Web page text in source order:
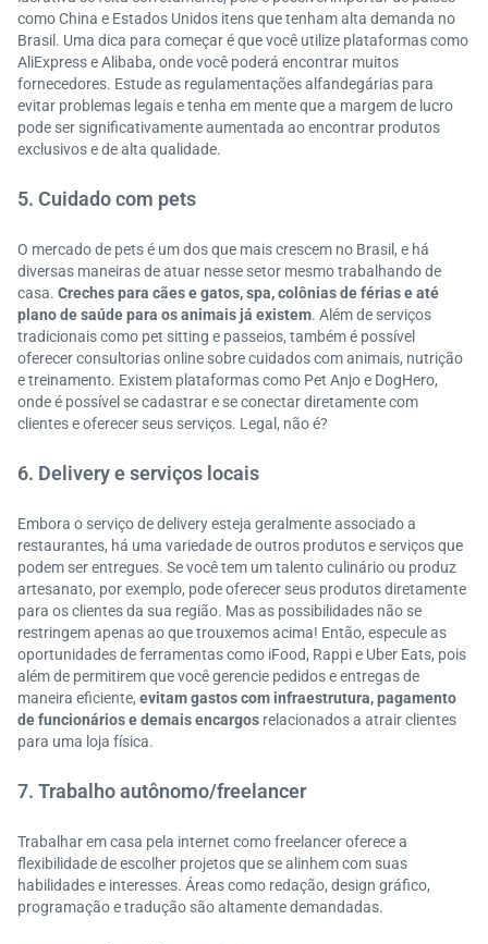
como China e Estados Unidos itens que tenham alta demanda no
Brasil. Uma dica para começar é que você utilize plataformas como
AliExpress e Alibaba, onde você poderá encontrar muitos
fornecedores. Estude as regulamentações alfandegárias para
evitar problemas legais e tenha em mente que a margem de lucro
pode ser significativamente aumentada ao encontrar produtos
exclusivos e de alta qualidade.
5. Cuidado com pets
O mercado de pets é um dos que mais crescem no Brasil, e há
diversas maneiras de atuar nesse setor mesmo trabalhando de
casa. Creches para cães e gatos, spa, colônias de férias e até
plano de saúde para os animais já existem. Além de serviços
tradicionais como pet sitting e passeios, também é possível
oferecer consultorias online sobre cuidados com animais, nutrição
e treinamento. Existem plataformas como Pet Anjo e DogHero,
onde é possível se cadastrar e se conectar diretamente com
clientes e oferecer seus serviços. Legal, não é?
6. Delivery e serviços locais
Embora o serviço de delivery esteja geralmente associado a
restaurantes, há uma variedade de outros produtos e serviços que
podem ser entregues. Se você tem um talento culinário ou produz
artesanato, por exemplo, pode oferecer seus produtos diretamente
para os clientes da sua região. Mas as possibilidades não se
restringem apenas ao que trouxemos acima! Então, especule as
oportunidades de ferramentas como iFood, Rappi e Uber Eats, pois
além de permitirem que você gerencie pedidos e entregas de
maneira eficiente, evitam gastos com infraestrutura, pagamento
de funcionários e demais encargos relacionados a atrair clientes
para uma loja física.
7. Trabalho autônomo/freelancer
Trabalhar em casa pela internet como freelancer oferece a
flexibilidade de escolher projetos que se alinhem com suas
habilidades e interesses. Áreas como redação, design gráfico,
programação e tradução são altamente demandadas.